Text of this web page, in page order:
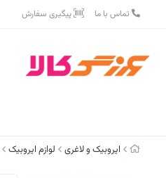
تماس با ما پیگیری سفارش
ایروبیک و لاغری لوازم ایروبیک